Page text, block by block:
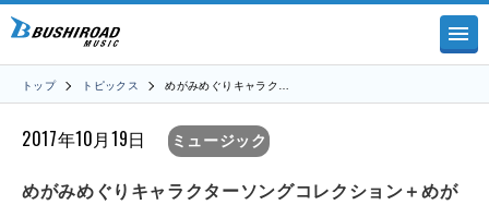
トップ トピックス めがみめぐりキャラク…
2017年10月19日 ミュージック
めがみめぐりキャラクターソングコレクション＋めが